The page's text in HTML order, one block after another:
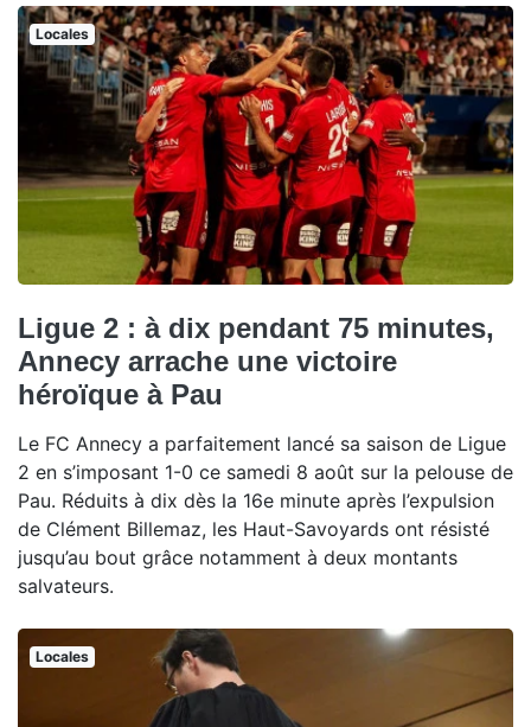
Locales
Ligue 2 : à dix pendant 75 minutes,
Annecy arrache une victoire
héroïque à Pau
Le FC Annecy a parfaitement lancé sa saison de Ligue
2 en s’imposant 1-0 ce samedi 8 août sur la pelouse de
Pau. Réduits à dix dès la 16e minute après l’expulsion
de Clément Billemaz, les Haut-Savoyards ont résisté
jusqu’au bout grâce notamment à deux montants
salvateurs.
Locales